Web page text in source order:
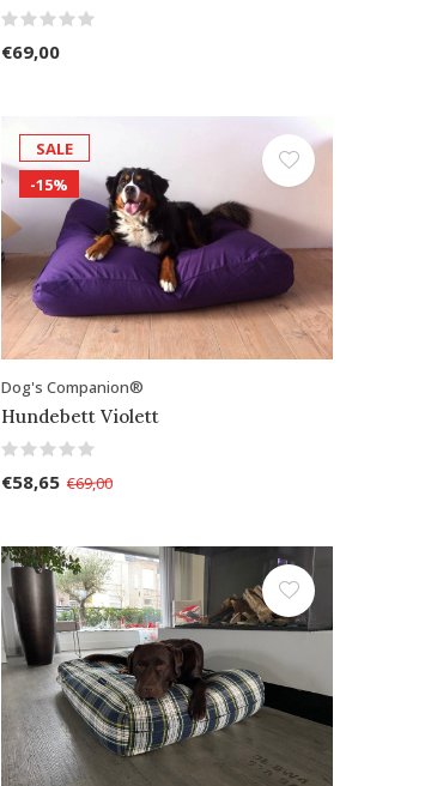
€69,00
SALE
-15%
Dog's Companion®
Hundebett Violett
€58,65 €69,00